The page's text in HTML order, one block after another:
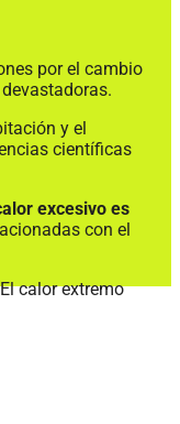
por el cambio
y el
científicas
excesivo es
con el
calor extremo